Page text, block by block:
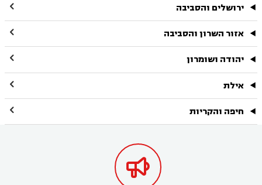
ירושלים והסביבה 
אזור השרון והסביבה 
יהודה ושומרון 
אילת 
חיפה והקריות 
